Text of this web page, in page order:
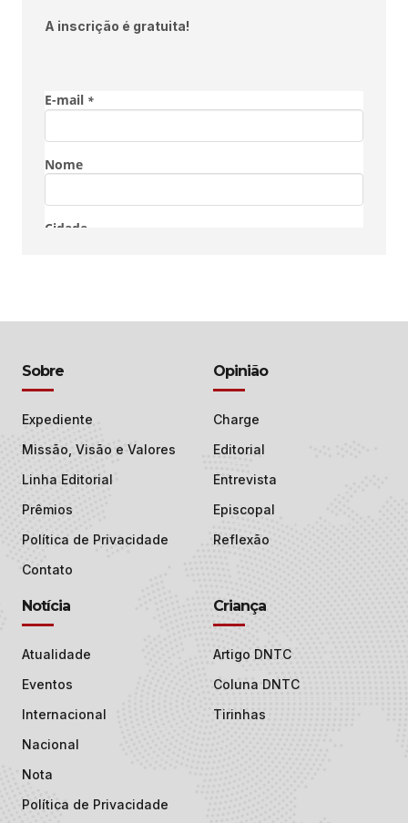
A inscrição é gratuita!
Sobre
Expediente
Missão, Visão e Valores
Linha Editorial
Prêmios
Política de Privacidade
Contato
Opinião
Charge
Editorial
Entrevista
Episcopal
Reflexão
Notícia
Atualidade
Eventos
Internacional
Nacional
Nota
Política de Privacidade
Criança
Artigo DNTC
Coluna DNTC
Tirinhas